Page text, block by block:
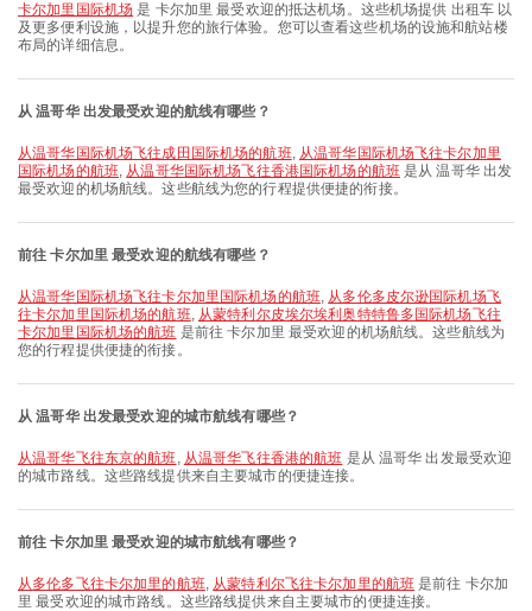
卡尔加里国际机场 是 卡尔加里 最受欢迎的抵达机场。这些机场提供 出租车 以
及更多便利设施，以提升您的旅行体验。您可以查看这些机场的设施和航站楼
布局的详细信息。
从 温哥华 出发最受欢迎的航线有哪些？
从温哥华国际机场飞往成田国际机场的航班, 从温哥华国际机场飞往卡尔加里
国际机场的航班, 从温哥华国际机场飞往香港国际机场的航班是从 温哥华 出发
最受欢迎的机场航线。这些航线为您的行程提供便捷的衔接。
前往 卡尔加里 最受欢迎的航线有哪些？
从温哥华国际机场飞往卡尔加里国际机场的航班, 从多伦多皮尔逊国际机场飞
往卡尔加里国际机场的航班, 从蒙特利尔皮埃尔埃利奥特特鲁多国际机场飞往
卡尔加里国际机场的航班 是前往 卡尔加里 最受欢迎的机场航线。这些航线为
您的行程提供便捷的衔接。
从 温哥华 出发最受欢迎的城市航线有哪些？
从温哥华飞往东京的航班, 从温哥华飞往香港的航班 是从 温哥华 出发最受欢迎
的城市路线。这些路线提供来自主要城市的便捷连接。
前往 卡尔加里 最受欢迎的城市航线有哪些？
从多伦多飞往卡尔加里的航班, 从蒙特利尔飞往卡尔加里的航班 是前往 卡尔加
里 最受欢迎的城市路线。这些路线提供来自主要城市的便捷连接。